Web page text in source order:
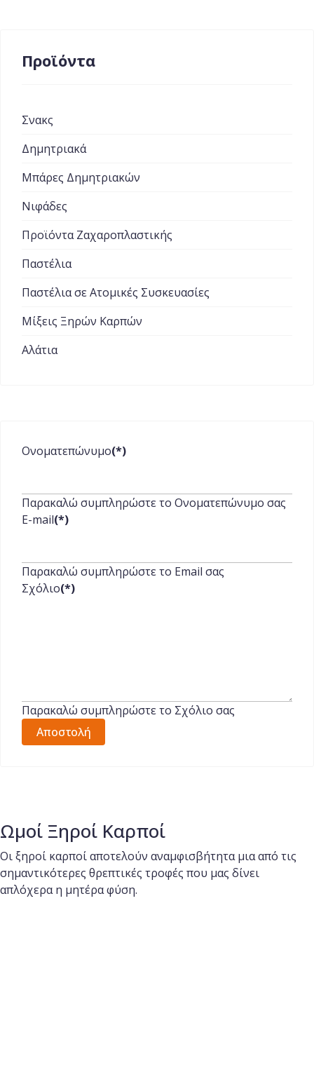
Προϊόντα
Σνακς
Δημητριακά
Μπάρες Δημητριακών
Νιφάδες
Προϊόντα Ζαχαροπλαστικής
Παστέλια
Παστέλια σε Ατομικές Συσκευασίες
Μίξεις Ξηρών Καρπών
Αλάτια
Ονοματεπώνυμο(*)
Παρακαλώ συμπληρώστε το Ονοματεπώνυμο σας
E-mail(*)
Παρακαλώ συμπληρώστε το Email σας
Σχόλιο(*)
Παρακαλώ συμπληρώστε το Σχόλιο σας
Αποστολή
Ωμοί Ξηροί Καρποί
Οι ξηροί καρποί αποτελούν αναμφισβήτητα μια από τις
σημαντικότερες θρεπτικές τροφές που μας δίνει
απλόχερα η μητέρα φύση.